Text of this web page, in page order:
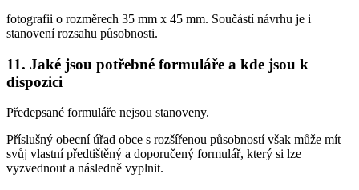
fotografii o rozměrech 35 mm x 45 mm. Součástí návrhu je i
stanovení rozsahu působnosti.
11. Jaké jsou potřebné formuláře a kde jsou k
dispozici
Předepsané formuláře nejsou stanoveny.
Příslušný obecní úřad obce s rozšířenou působností však může mít
svůj vlastní předtištěný a doporučený formulář, který si lze
vyzvednout a následně vyplnit.